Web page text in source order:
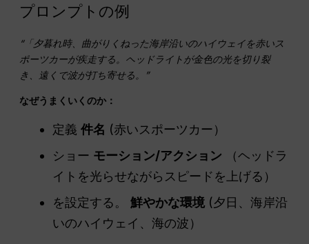
プロンプトの例
“「夕暮れ時、曲がりくねった海岸沿いのハイウェイを赤いス
ポーツカーが疾走する。ヘッドライトが金色の光を切り裂
き、遠くで波が打ち寄せる。”
なぜうまくいくのか：
定義件名 (赤いスポーツカー）
ショー モーション/アクション （ヘッドラ
イトを光らせながらスピードを上げる）
を設定する。鮮やかな環境 (夕日、海岸沿
いのハイウェイ、海の波）